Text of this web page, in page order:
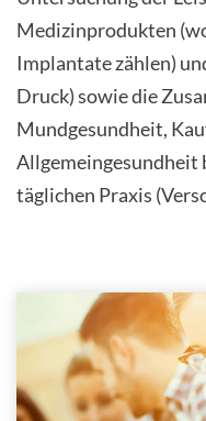
Medizinprodukten
Implantate zählen)
Druck) sowie die
Mundgesundheit,
Allgemeingesundheit
täglichen Praxis